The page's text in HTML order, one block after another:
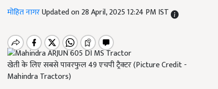
मोहित नागरUpdated on 28 April, 2025 12:24 PM IST
खेती के लिए सबसे पावरफुल 49 एचपी ट्रैक्टर (Picture Credit -
Mahindra Tractors)